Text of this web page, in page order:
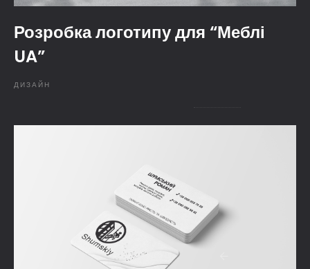
Розробка логотипу для “Меблі
UA”
ДИЗАЙН